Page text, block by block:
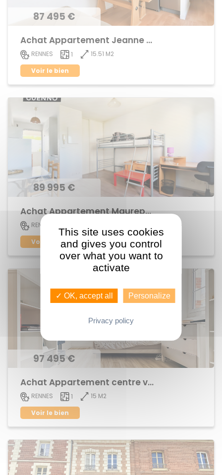
87 495 €
Achat Appartement Jeanne d'Arc
RENNES 1
15.51 M2
Voir le bien
89 995 €
Achat Appartement Maurepas
RENNES
Voir le bien
97 495 €
Achat Appartement centre ville
RENNES 1
15 M2
Voir le bien
This site uses cookies
and gives you control
over what you want to
activate
✓ OK, accept all Personalize
Privacy policy